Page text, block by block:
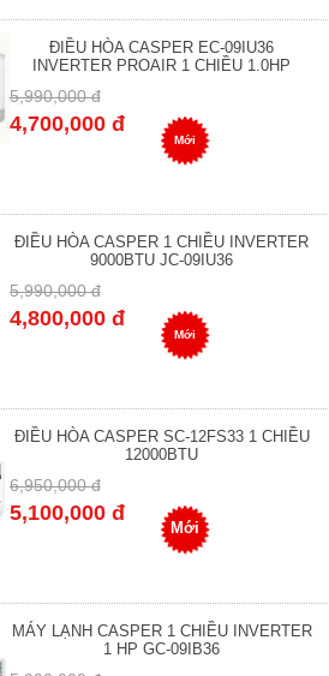
ĐIỀU HÒA CASPER EC-09IU36
INVERTER PROAIR 1 CHIỀU 1.0HP
5,990,000 đ
4,700,000 đ
Mới
ĐIỀU HÒA CASPER 1 CHIỀU INVERTER
9000BTU JC-09IU36
5,990,000 đ
4,800,000 đ
Mới
ĐIỀU HÒA CASPER SC-12FS33 1 CHIỀU
12000BTU
6,950,000 đ
5,100,000 đ
Mới
MÁY LẠNH CASPER 1 CHIỀU INVERTER
1 HP GC-09IB36